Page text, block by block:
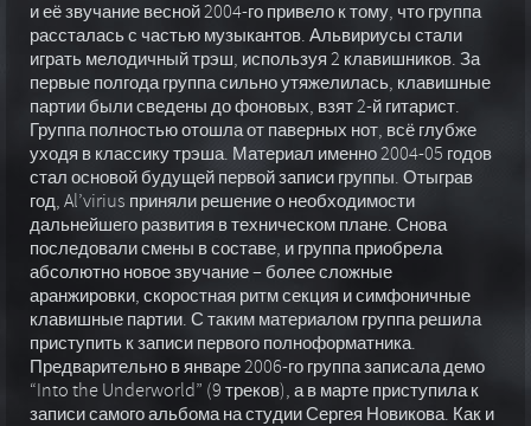
и её звучание весной 2004-го привело к тому, что группа
рассталась с частью музыкантов. Альвириусы стали
играть мелодичный трэш, используя 2 клавишников. За
первые полгода группа сильно утяжелилась, клавишные
партии были сведены до фоновых, взят 2-й гитарист.
Группа полностью отошла от паверных нот, всё глубже
уходя в классику трэша. Материал именно 2004-05 годов
стал основой будущей первой записи группы. Отыграв
год, Al’virius приняли решение о необходимости
дальнейшего развития в техническом плане. Снова
последовали смены в составе, и группа приобрела
абсолютно новое звучание – более сложные
аранжировки, скоростная ритм секция и симфоничные
клавишные партии. С таким материалом группа решила
приступить к записи первого полноформатника.
Предварительно в январе 2006-го группа записала демо
“Into the Underworld” (9 треков), а в марте приступила к
записи самого альбома на студии Сергея Новикова. Как и